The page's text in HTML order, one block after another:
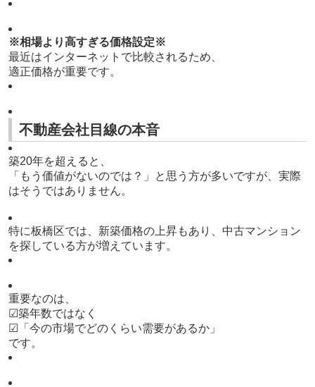
※相場より高すぎる価格設定※
最近はインターネットで比較されるため、
適正価格が重要です。
不動産会社目線の本音
築20年を超えると、
「もう価値がないのでは？」と思う方が多いですが、実際
はそうではありません。
特に板橋区では、新築価格の上昇もあり、中古マンション
を探している方が増えています。
重要なのは、
☑築年数ではなく
☑「今の市場でどのくらい需要があるか」
です。